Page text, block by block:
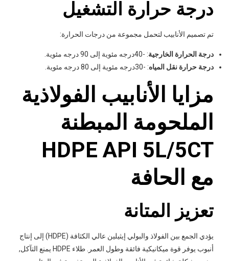
درجة حرارة التشغيل
تم تصميم الأنابيب لتحمل مجموعة من درجات الحرارة:
درجة الحرارة الخارجية: -40درجه مئوية إلى 90 درجه مئوية.
درجة حرارة نقل المياه: -30درجه مئوية إلى 80 درجه مئوية.
مزايا الأنابيب الفولاذية
الملحومة المبطنة
HDPE API 5L/5CT
مع الحافة
تعزيز المتانة
يؤدي الجمع بين الفولاذ والبولي إيثيلين عالي الكثافة (HDPE) إلى إنتاج
أنبوب يوفر قوة ميكانيكية فائقة وطول العمر. طلاء HDPE يمنع التآكل,